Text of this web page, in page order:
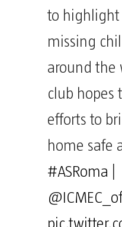
to highlight
missing
around the
club hopes
efforts to
home safe
#ASRoma